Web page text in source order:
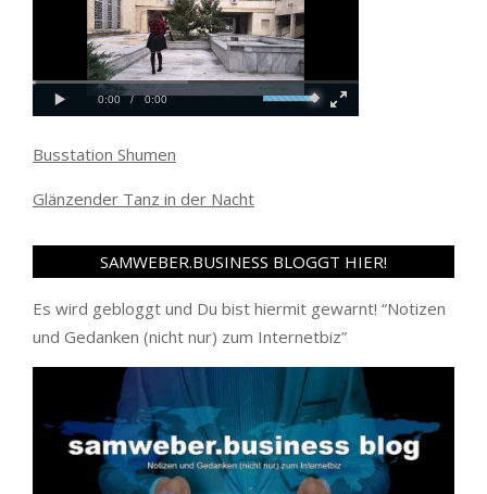
Busstation Shumen
Glänzender Tanz in der Nacht
SAMWEBER.BUSINESS BLOGGT HIER!
Es wird gebloggt und Du bist hiermit gewarnt! “Notizen
und Gedanken (nicht nur) zum Internetbiz”